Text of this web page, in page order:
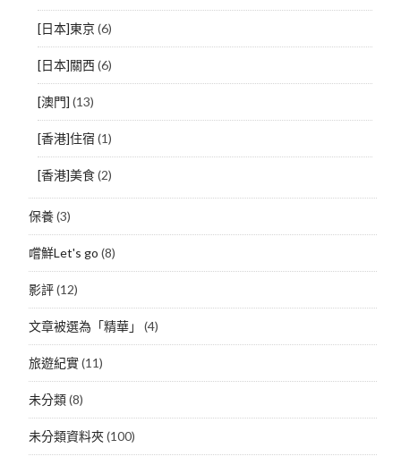
[日本]東京(6)
[日本]關西(6)
[澳門] (13)
[香港]住宿 (1)
[香港]美食(2)
保養(3)
嚐鮮Let's go (8)
影評(12)
文章被選為「精華」 (4)
旅遊紀實(11)
未分類(8)
未分類資料夾(100)